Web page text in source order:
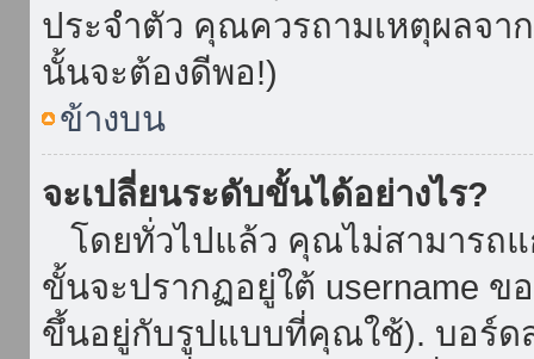
ประจำตัว คุณควรถามเหตุผลจา
นั้นจะต้องดีพอ!)
ข้างบน
จะเปลี่ยนระดับขั้นได้อย่างไร?
โดยทั่วไปแล้ว คุณไม่สามารถ
ขั้นจะปรากฏอยู่ใต้ username
ขึ้นอยู่กับรูปแบบที่คุณใช้). บอร์ด